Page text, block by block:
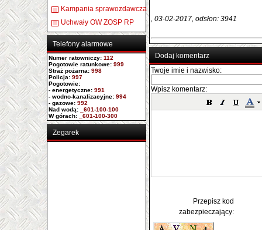
Kampania sprawozdawcza
Uchwały OW ZOSP RP
Telefony alarmowe
Numer ratowniczy: 112
Pogotowie ratunkowe: 999
Straż pożarna: 998
Policja: 997
Pogotowie:
- energetyczne: 991
- wodno-kanalizacyjne: 994
- gazowe: 992
Nad wodą: _601-100-100
W górach: _601-100-300
Zegarek
, 03-02-2017, odsłon: 3941
Dodaj komentarz
Twoje imie i nazwisko:
Wpisz komentarz:
Przepisz kod
zabezpieczający: